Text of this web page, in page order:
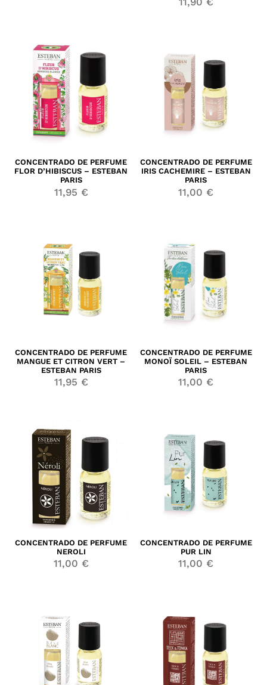
CONCENTRADO DE PERFUME
FLOR D’HIBISCUS – ESTEBAN
PARIS
11,95 €
CONCENTRADO DE PERFUME
IRIS CACHEMIRE – ESTEBAN
PARIS
11,00 €
CONCENTRADO DE PERFUME
MANGUE ET CITRON VERT –
ESTEBAN PARIS
11,95 €
CONCENTRADO DE PERFUME
MONOÏ SOLEIL – ESTEBAN
PARIS
11,00 €
CONCENTRADO DE PERFUME
NEROLI
11,00 €
CONCENTRADO DE PERFUME
PUR LIN
11,00 €